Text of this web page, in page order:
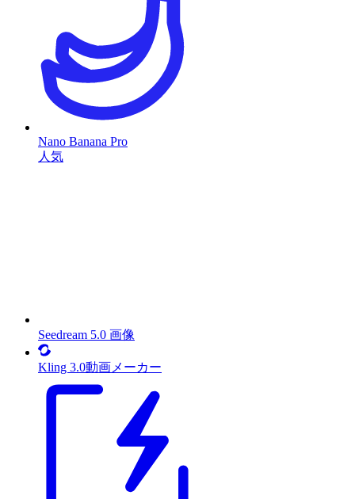
Nano Banana Pro
人気
Seedream 5.0 画像
Kling 3.0動画メーカー